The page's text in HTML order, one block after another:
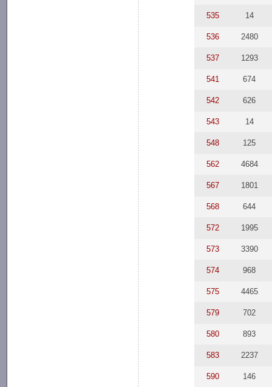
535 14
536 2480
537 1293
541 674
542 626
543 14
548 125
562 4684
567 1801
568 644
572 1995
573 3390
574 968
575 4465
579 702
580 893
583 2237
590 146